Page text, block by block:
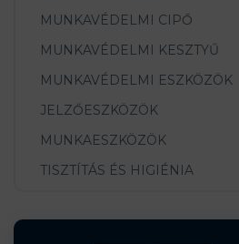
MUNKAVÉDELMI CIPŐ
MUNKAVÉDELMI KESZTYŰ
MUNKAVÉDELMI ESZKÖZÖK
JELZŐESZKÖZÖK
MUNKAESZKÖZÖK
TISZTÍTÁS ÉS HIGIÉNIA